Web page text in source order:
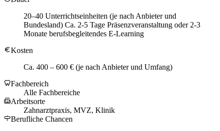
20–40 Unterrichtseinheiten (je nach Anbieter und
Bundesland) Ca. 2-5 Tage Präsenzveranstaltung oder 2-3
Monate berufsbegleitendes E-Learning
Kosten
Ca. 400 – 600 € (je nach Anbieter und Umfang)
Fachbereich
Alle Fachbereiche
Arbeitsorte
Zahnarztpraxis, MVZ, Klinik
Berufliche Chancen